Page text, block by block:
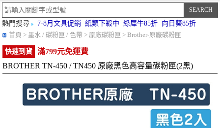
熱門搜尋 7-8月文具促銷 紙類下殺中 綠犀牛85折 向日葵85折
首頁 > 墨水 / 碳粉匣 / 色帶 > 原廠碳粉匣 > Brother-原廠碳粉匣
快速到貨
滿799元免運費
BROTHER TN-450 / TN450 原廠黑色高容量碳粉匣(2黑)